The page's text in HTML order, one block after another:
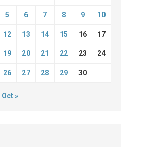
5 6 7 8 9 10
12 13 14 15 16 17
19 20 21 22 23 24
26 27 28 29 30
Oct »